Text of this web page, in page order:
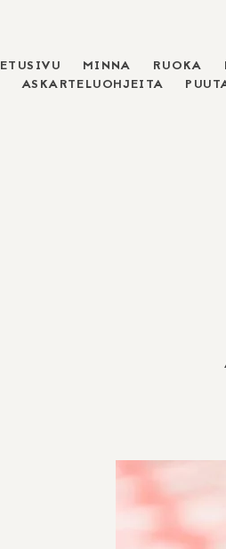
ETUSIVU MINNA RUOKA
ASKARTELUOHJEITA